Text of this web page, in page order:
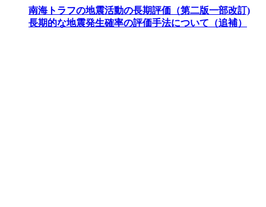
南海トラフの地震活動の長期評価（第二版一部改訂)
長期的な地震発生確率の評価手法について（追補）